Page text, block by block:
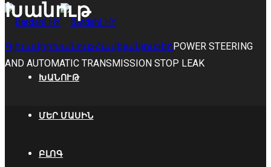
ԽԱՆՈՒԹ
ՄԵՐ ՄԱՍԻՆ
ԲԼՈԳ
Խանութ
ԳլխավորԽանութՀավելանյութերPOWER STEERING
AND AUTOMATIC TRANSMISSION STOP LEAK